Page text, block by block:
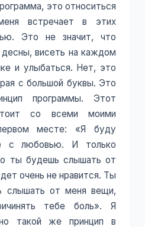
это относиться
встречает в этих
Это не значит, что
висеть на каждом
и улыбаться. Нет, это
с большой буквы. Это
программы. Этот
со всеми моими
месте: «Я буду
с любовью. И только
ты будешь слышать от
очень не нравится. Ты
слышать от меня вещи,
тебе боль». Я
такой же принцип в